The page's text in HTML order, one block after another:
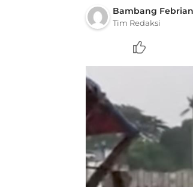
Bambang
Tim Redaksi